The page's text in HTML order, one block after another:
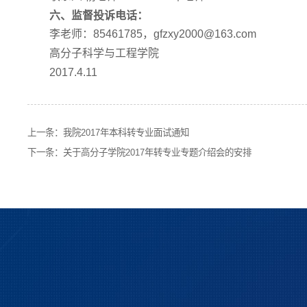
六、监督投诉电话：
李老师：85461785，gfzxy2000@163.com
高分子科学与工程学院
2017.4.11
上一条：我院2017年本科转专业面试通知
下一条： 关于高分子学院2017年转专业专题介绍会的安排